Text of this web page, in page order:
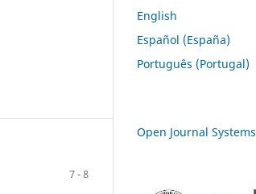
7 - 8
English
Español (España)
Português (Portugal)
Open Journal Systems